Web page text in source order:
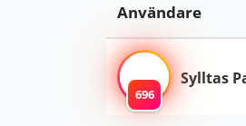
Användare
696
Sylltas